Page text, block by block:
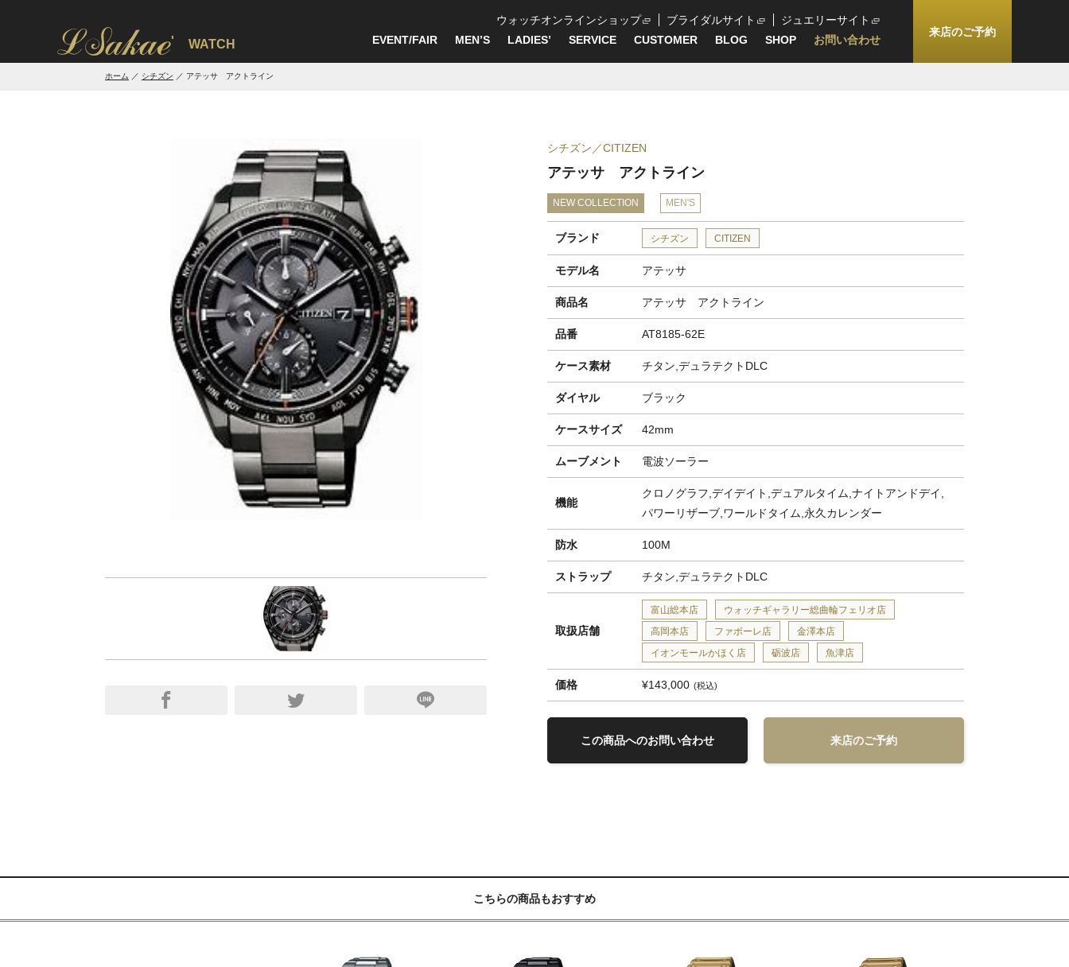
' WATCH
ウォッチオンラインショップ ブライダルサイト
ジュエリーサイト
EVENT/FAIR
MEN’S LADIES’ SERVICE CUSTOMER BLOG SHOP お問い合わせ
来店のご予約
ホーム シチズン アテッサ アクトライン
シチズン CITIZEN
アテッサ アクトライン
NEW COLLECTION MEN'S
ブランド シチズン CITIZEN
モデル名 アテッサ
商品名 アテッサ アクトライン
品番 AT8185-62E
ケース素材 チタン,デュラテクトDLC
ダイヤル ブラック
ケースサイズ 42mm
ムーブメント 電波ソーラー
機能
クロノグラフ,デイデイト,デュアルタイム,ナイトアンドデイ,
パワーリザーブ,ワールドタイム,永久カレンダー
防水 100M
ストラップ チタン,デュラテクトDLC
取扱店舗
富山総本店
ウォッチギャラリー総曲輪フェリオ店
高岡本店
ファボーレ店
金澤本店
イオンモールかほく店
砺波店 魚津店
価格 ¥143,000 税込
この商品へのお問い合わせ 来店のご予約
こちらの商品もおすすめ